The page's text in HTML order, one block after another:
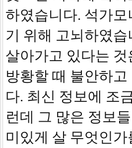
하였습니다. 석가
기 위해 고뇌하였
살아가고 있다는
방황할 때 불안하
다. 최신 정보에 조
런데 그 많은 정보
미있게 살 무엇인